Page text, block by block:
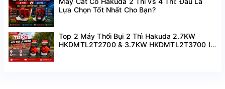
Lựa Chọn Tốt Nhất Cho Bạn?
Top 2 Máy Thổi Bụi 2 Thì Hakuda 2.7KW
HKDMTL2T2700 & 3.7KW HKDMTL2T3700 I